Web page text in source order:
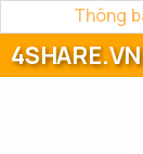
Thông
4SHARE.VN